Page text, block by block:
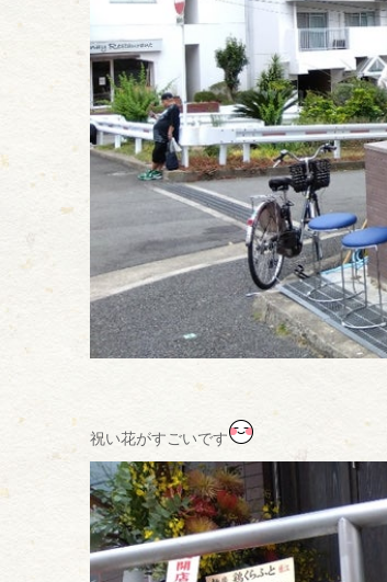
祝い花がすごいです